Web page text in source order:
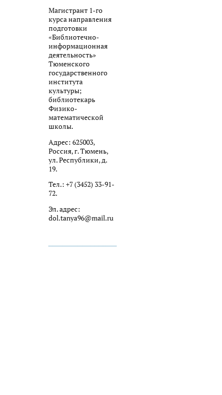
Магистрант 1-го
курса направления
подготовки
«Библиотечно-
информационная
деятельность»
Тюменского
государственного
института
культуры;
библиотекарь
Физико-
математической
школы.
Адрес: 625003,
Россия, г. Тюмень,
ул. Республики, д.
19.
Тел.: +7 (3452) 33-91-
72.
Эл. адрес:
dol.tanya96@mail.ru